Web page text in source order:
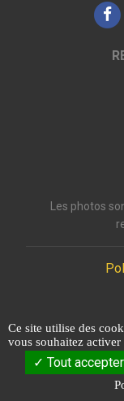
Ce site utilise des
vous souhaitez activer
Tout accepter
Les photos